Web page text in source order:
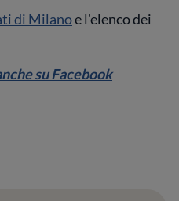
di Milanoe l'elenco dei
su Facebook